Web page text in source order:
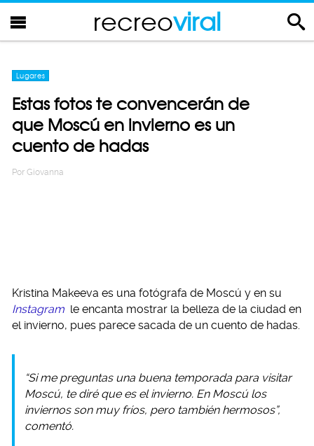
recreoviral
Lugares
Estas fotos te convencerán de
que Moscú en invierno es un
cuento de hadas
Por Giovanna
Kristina Makeeva es una fotógrafa de Moscú y en su
Instagram le encanta mostrar la belleza de la ciudad en
el invierno, pues parece sacada de un cuento de hadas.
“Si me preguntas una buena temporada para visitar
Moscú, te diré que es el invierno. En Moscú los
inviernos son muy fríos, pero también hermosos”,
comentó.